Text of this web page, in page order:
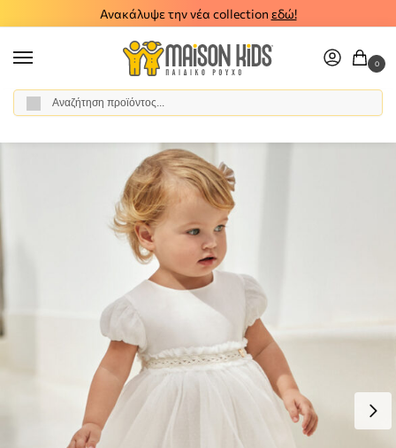
Ανακάλυψε την νέα collection εδώ!
0
Αρχική σελίδα / Κορίτσι / Ρούχα